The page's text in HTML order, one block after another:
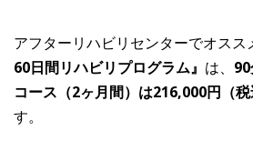
アフターリハビリセンターでオスス
60日間リハビリプログラム』 は、
コース（2ヶ月間）は216,000円（税
す。